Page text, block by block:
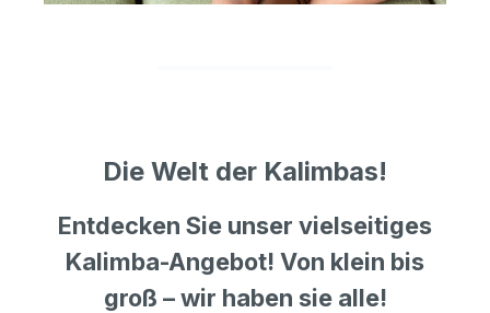
Die Welt der Kalimbas!
Entdecken Sie unser vielseitiges
Kalimba-Angebot! Von klein bis
groß – wir haben sie alle!